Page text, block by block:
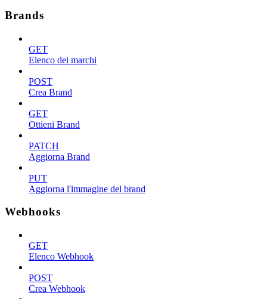
Brands
GET
Elenco dei marchi
POST
Crea Brand
GET
Ottieni Brand
PATCH
Aggiorna Brand
PUT
Aggiorna l'immagine del brand
Webhooks
GET
Elenco Webhook
POST
Crea Webhook